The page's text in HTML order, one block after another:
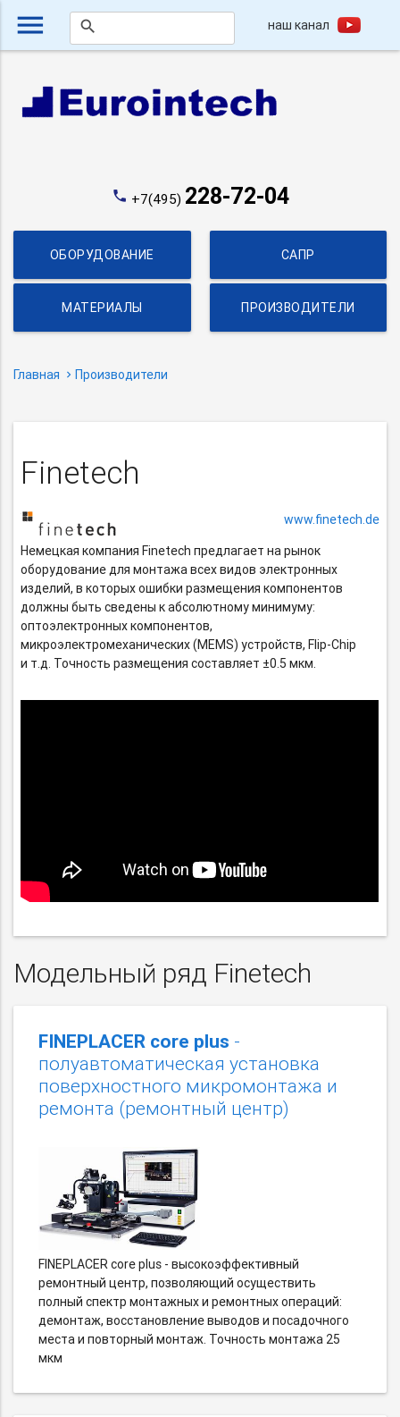
menu search наш канал
phone +7(495) 228-72-04
ОБОРУДОВАНИЕ САПР
МАТЕРИАЛЫ ПРОИЗВОДИТЕЛИ
Главная Производители
Finetech
www.finetech.de
Немецкая компания Finetech предлагает на рынок
оборудование для монтажа всех видов электронных
изделий, в которых ошибки размещения компонентов
должны быть сведены к абсолютному минимуму:
оптоэлектронных компонентов,
микроэлектромеханических (MEMS) устройств,Flip-Chip
и т.д. Точность размещения составляет ±0.5 мкм.
Модельный ряд Finetech
FINEPLACER core plus -
полуавтоматическая установка
поверхностного микромонтажа и
ремонта (ремонтный центр)
FINEPLACER core plus - высокоэффективный
ремонтный центр, позволяющий осуществить
полный спектр монтажных и ремонтных операций:
демонтаж, восстановление выводов и посадочного
места и повторный монтаж. Точность монтажа 25
мкм